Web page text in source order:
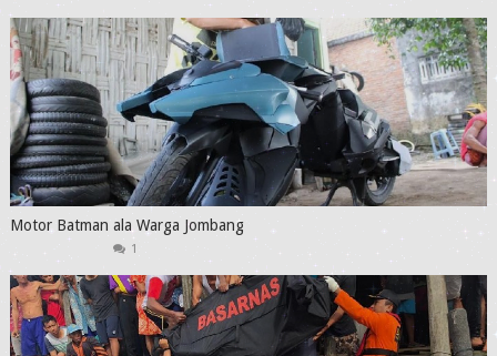
Motor Batman ala Warga Jombang
1